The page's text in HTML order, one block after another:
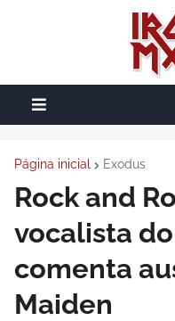
Página inicial Exodus
Rock and
vocalista
comenta
Maiden